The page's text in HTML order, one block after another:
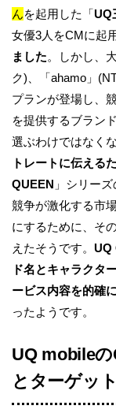
んを起用した「UQ
女優3人をCMに起
ました。しかし、
ク)、「ahamo」
プランが登場し、
を提供するブラン
選ぶわけではなく
トレートに伝える
QUEEN 」シリー
競争が激化する市
にするために、そ
えたそうです。 UQ
ド名とキャラクタ
ービス内容を的確
ったようです。
UQ mobile
とターゲッ